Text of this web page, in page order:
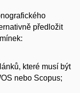
předložit
které musí být
nebo Scopus;